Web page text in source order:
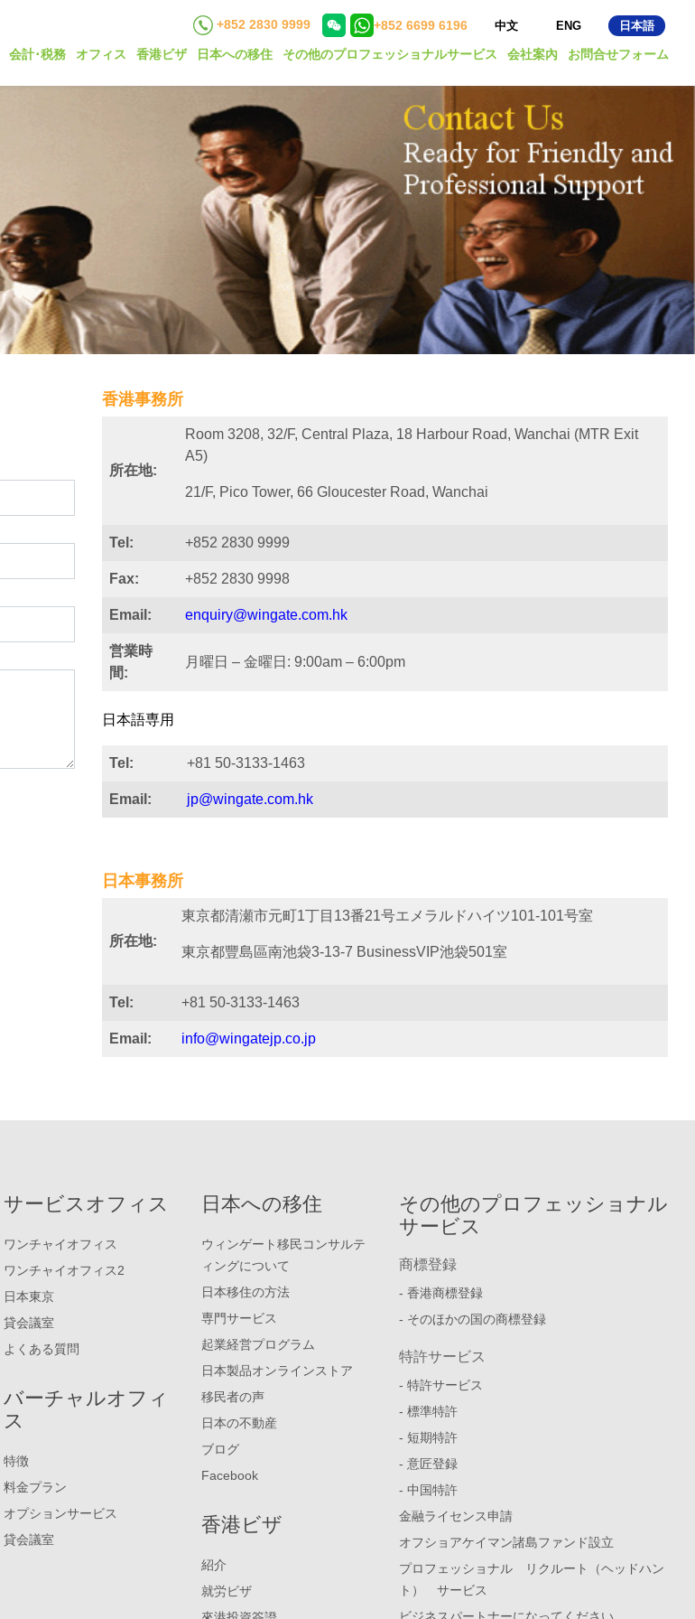
+852 2830 9999 +852 6699 6196 中文 ENG 日本語
会計･税務 オフィス 香港ビザ 日本への移住 その他のプロフェッショナルサービス 会社案內 お問合せフォーム
香港事務所
所在地:
Room 3208, 32/F, Central Plaza, 18 Harbour Road, Wanchai (MTR Exit
A5)
21/F, Pico Tower, 66 Gloucester Road, Wanchai
Tel: +852 2830 9999
Fax: +852 2830 9998
Email: enquiry@wingate.com.hk
営業時
間:
月曜日 – 金曜日: 9:00am – 6:00pm
日本語専用
Tel: +81 50-3133-1463
Email: jp@wingate.com.hk
日本事務所
所在地:
東京都清瀬市元町1丁目13番21号エメラルドハイツ101-101号室
東京都豐島區南池袋3-13-7 BusinessVIP池袋501室
Tel: +81 50-3133-1463
Email: info@wingatejp.co.jp
サービスオフィス
ワンチャイオフィス
ワンチャイオフィス2
日本東京
貸会議室
よくある質問
バーチャルオフィ
ス
特徴
料金プラン
オプションサービス
貸会議室
日本への移住
ウィンゲート移民コンサルテ
ィングについて
日本移住の方法
専門サービス
起業経営プログラム
日本製品オンラインストア
移民者の声
日本の不動産
ブログ
Facebook
香港ビザ
紹介
就労ビザ
その他のプロフェッショナル
サービス
商標登録
- 香港商標登録
- そのほかの国の商標登録
特許サービス
- 特許サービス
- 標準特許
- 短期特許
- 意匠登録
- 中国特許
金融ライセンス申請
オフショアケイマン諸島ファンド設立
プロフェッショナル リクルート（ヘッドハン
ト） サービス
ビジネスパートナーになってください